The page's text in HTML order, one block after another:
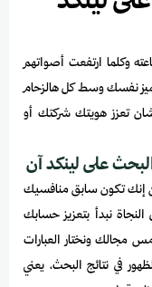
وكلما ارتفعت أصواتهم
نفسك وسط كل هالزحام
تعزز هويتك شركتك أو
على لينكد آن
إنك تكون سابق منافسيك
نبدأ بتعزيز حسابك
مجالك ونختار العبارات
في نتائج البحث، يعني